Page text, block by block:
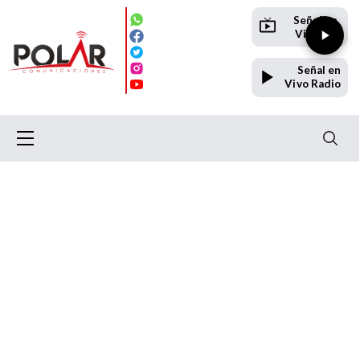
Señal en
Vivo TV
Señal en
Vivo Radio